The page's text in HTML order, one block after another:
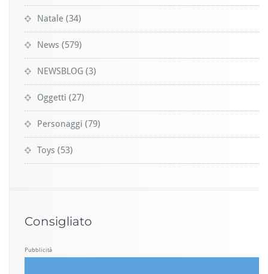
Natale (34)
News (579)
NEWSBLOG (3)
Oggetti (27)
Personaggi (79)
Toys (53)
Consigliato
Pubblicità